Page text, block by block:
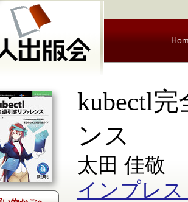
kubectl
ンス
太田 佳敬
インプレス